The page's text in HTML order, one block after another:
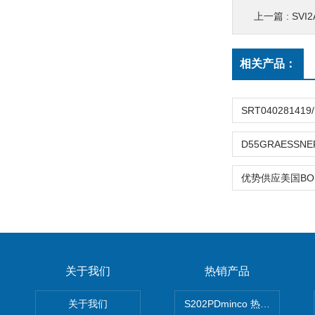
上一篇 :
相关产品：
关于我们
关于我们
热销产品
S202PDminco 热电阻